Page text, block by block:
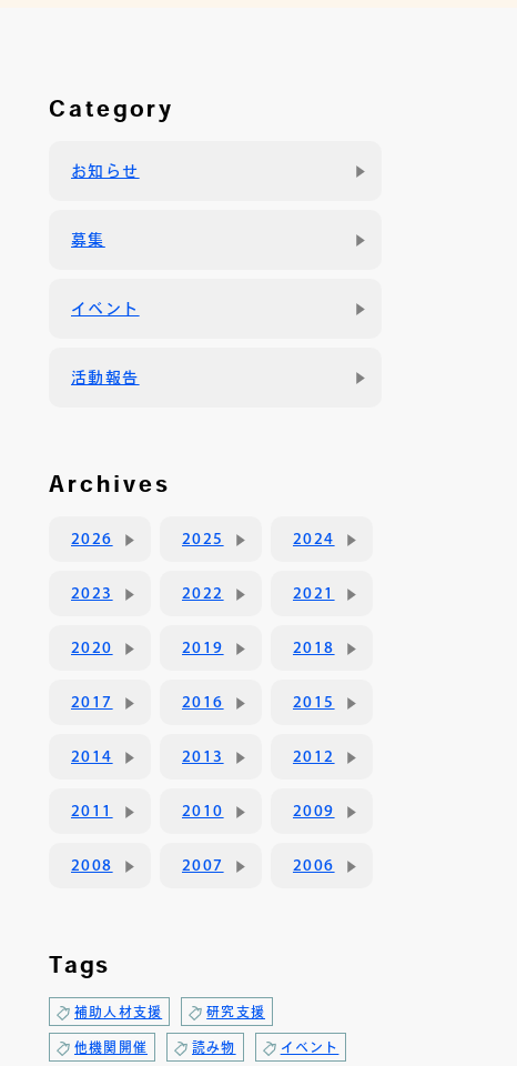
Category
お知らせ
募集
イベント
活動報告
Archives
2026 2025 2024
2023 2022 2021
2020 2019 2018
2017 2016 2015
2014 2013 2012
2011 2010 2009
2008 2007 2006
Tags
補助人材支援 研究支援
他機関開催 読み物 イベント